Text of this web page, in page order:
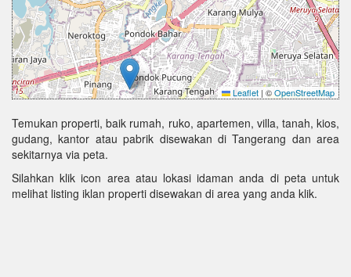
Leaflet | ©OpenStreetMap
Temukan properti, baik rumah, ruko, apartemen, villa, tanah, kios,
gudang, kantor atau pabrik disewakan di Tangerang dan area
sekitarnya via peta.
Silahkan klik icon area atau lokasi idaman anda di peta untuk
melihat listing iklan properti disewakan di area yang anda klik.